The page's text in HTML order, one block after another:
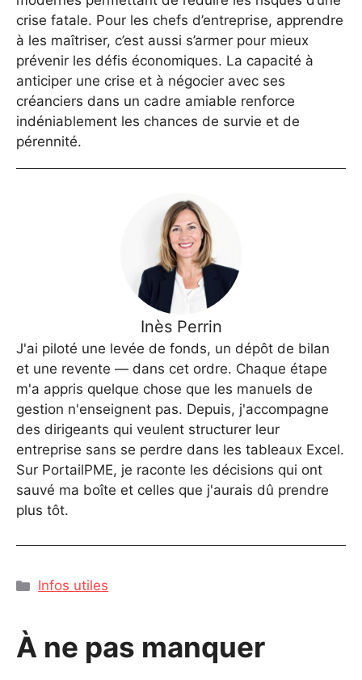
crise fatale. Pour les chefs d’entreprise, apprendre
à les maîtriser, c’est aussi s’armer pour mieux
prévenir les défis économiques. La capacité à
anticiper une crise et à négocier avec ses
créanciers dans un cadre amiable renforce
indéniablement les chances de survie et de
pérennité.
Inès Perrin
J'ai piloté une levée de fonds, un dépôt de bilan
et une revente — dans cet ordre. Chaque étape
m'a appris quelque chose que les manuels de
gestion n'enseignent pas. Depuis, j'accompagne
des dirigeants qui veulent structurer leur
entreprise sans se perdre dans les tableaux Excel.
Sur PortailPME, je raconte les décisions qui ont
sauvé ma boîte et celles que j'aurais dû prendre
plus tôt.
Catégories
Infos utiles
À ne pas manquer